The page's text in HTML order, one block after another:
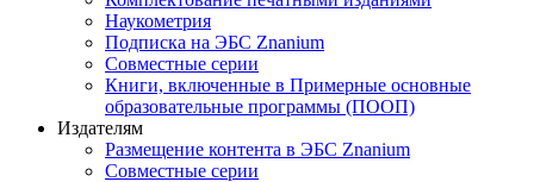
Наукометрия
Подписка на ЭБС Znanium
Совместные серии
Книги, включенные в Примерные основные
образовательные программы (ПООП)
Издателям
Размещение контента в ЭБС Znanium
Совместные серии